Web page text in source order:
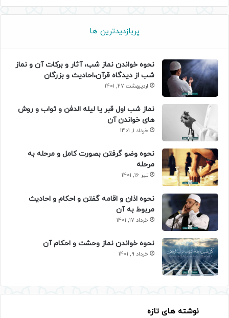
پربازدیدترین ها
نحوه خواندن نماز شب، آثار و برکات آن و نماز
شب از دیدگاه قرآن،احادیث و بزرگان
اردیبهشت 27, 1401
نماز شب اول قبر یا لیله الدفن و ثواب و روش
های خواندن آن
خرداد 1, 1401
نحوه وضو گرفتن بصورت کامل و مرحله به
مرحله
تیر 16, 1401
نحوه اذان و اقامه گفتن و احکام و احادیث
مربوط به آن
خرداد 17, 1401
نحوه خواندن نماز وحشت و احکام آن
خرداد 9, 1401
نوشته های تازه